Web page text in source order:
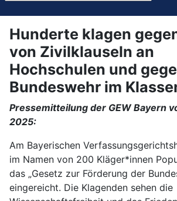
Hunderte klagen
von Zivilklauseln an
Hochschulen und
Bundeswehr im
Pressemitteilung der GEW Bayern
2025:
Am Bayerischen
im Namen von 200 Kläger*innen
das „Gesetz zur Förderung der
eingereicht. Die Klagenden sehen die